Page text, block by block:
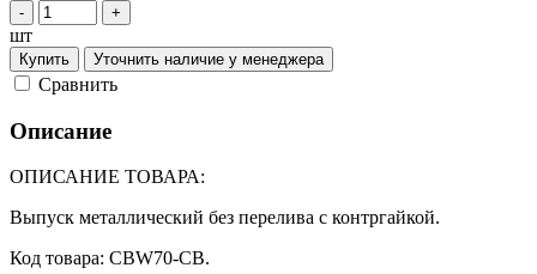
- +
шт
Купить Уточнить наличие у менеджера
Cравнить
Описание
ОПИСАНИЕ ТОВАРА:
Выпуск металлический без перелива с контргайкой.
Код товара: CBW70-CB.